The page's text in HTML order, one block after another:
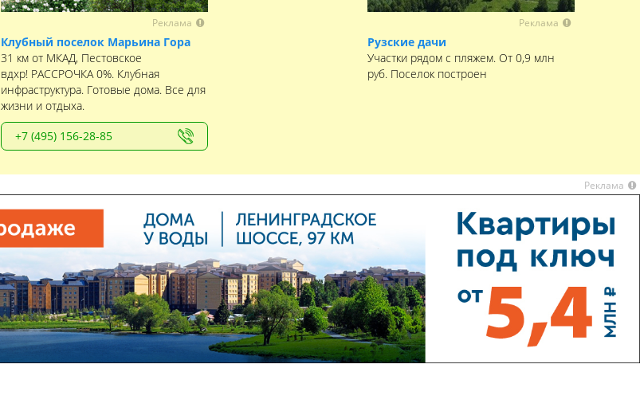
Реклама
Клубный поселок Марьина Гора
31 км от МКАД, Пестовское
вдхр! РАССРОЧКА 0%. Клубная
инфраструктура. Готовые дома. Все для
жизни и отдыха.
+7 (495) 156-28-85
Реклама
Рузские дачи
Участки рядом с пляжем. От 0,9 млн
руб. Поселок построен
Реклама